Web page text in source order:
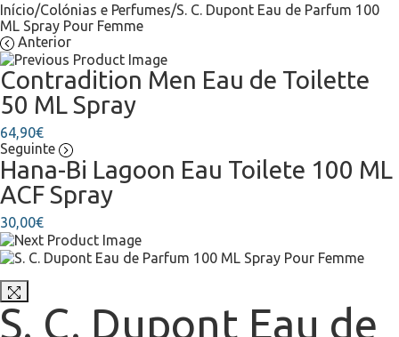
Início/Colónias e Perfumes/S. C. Dupont Eau de Parfum 100
ML Spray Pour Femme
Anterior
Contradition Men Eau de Toilette
50 ML Spray
64,90€
Seguinte
Hana-Bi Lagoon Eau Toilete 100 ML
ACF Spray
30,00€
S. C. Dupont Eau de